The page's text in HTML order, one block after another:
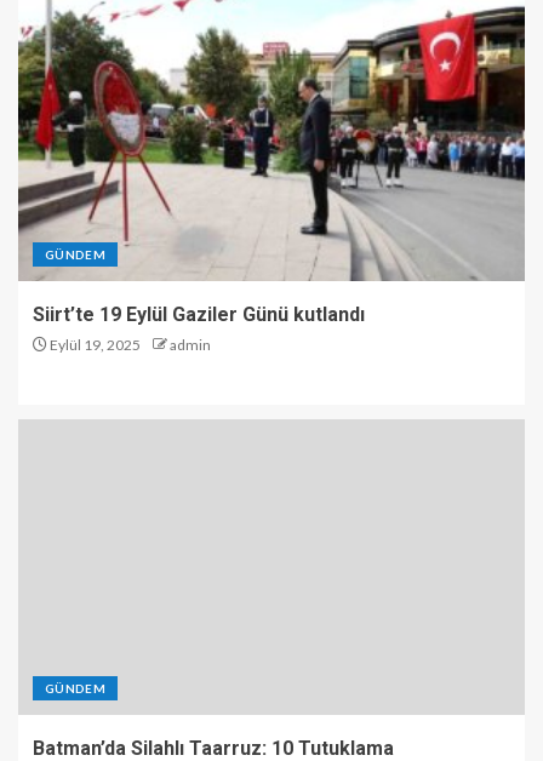
GÜNDEM
Siirt’te 19 Eylül Gaziler Günü kutlandı
Eylül 19, 2025 admin
GÜNDEM
Batman’da Silahlı Taarruz: 10 Tutuklama